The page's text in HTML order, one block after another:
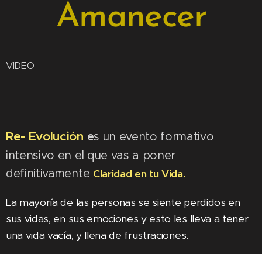
Amanecer
VIDEO
Re- Evolución es un evento formativo
intensivo en el que vas a poner
definitivamente Claridad en tu Vida.
La mayoría de las personas se siente perdidos en
sus vidas, en sus emociones y esto les lleva a tener
una vida vacía, y llena de frustraciones.